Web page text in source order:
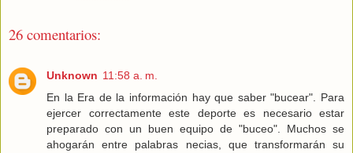
26 comentarios:
Unknown 11:58 a. m.
En la Era de la información hay que saber "bucear". Para
ejercer correctamente este deporte es necesario estar
preparado con un buen equipo de "buceo". Muchos se
ahogarán entre palabras necias, que transformarán su